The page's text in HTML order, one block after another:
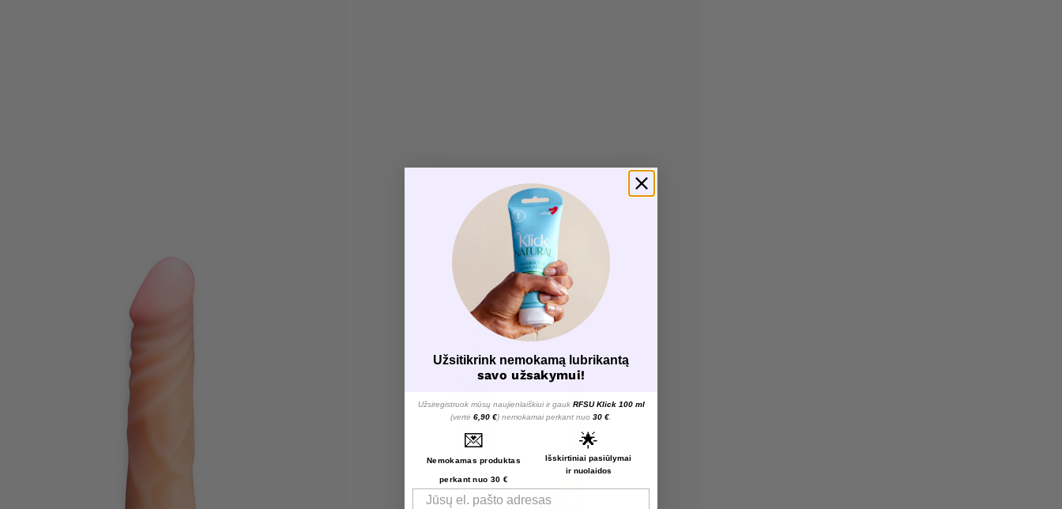
Užsitikrink nemokamą lubrikantą
savo užsakymui!
Užsiregistruok mūsų naujienlaiškiui ir gauk RFSU Klick 100 ml
(vertė 6,90 €) nemokamai perkant nuo 30 €
💌
Nemokamas produktas
perkant nuo 30 €
🌟
Išskirtiniai pasiūlymai
ir nuolaidos
Email